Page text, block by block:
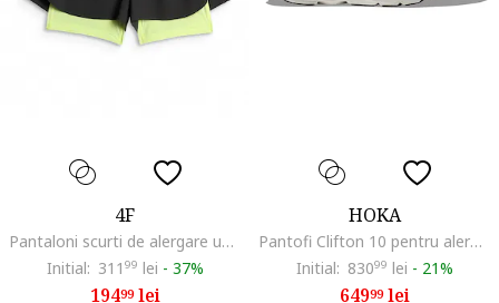
4F
Pantaloni scurti de alergare uscare rapida, talie inalta, negru, dama
Initial: 311 99 lei - 37%
19499lei
HOKA
Pantofi Clifton 10 pentru alergare, Portocaliu/Verde neon/Verde deschis
Initial: 83099 lei - 21%
64999lei